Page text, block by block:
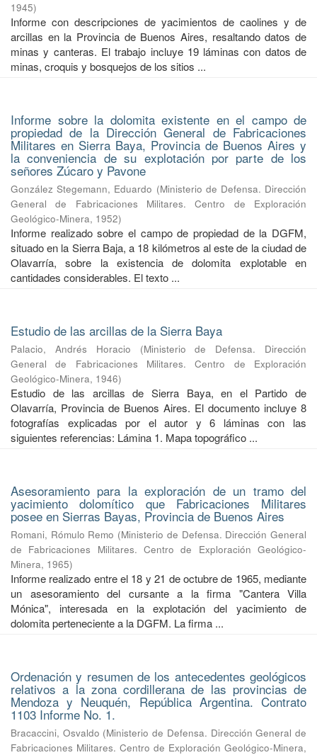
1945)
Informe con descripciones de yacimientos de caolines y de
arcillas en la Provincia de Buenos Aires, resaltando datos de
minas y canteras. El trabajo incluye 19 láminas con datos de
minas, croquis y bosquejos de los sitios ...
Informe sobre la dolomita existente en el campo de
propiedad de la Dirección General de Fabricaciones
Militares en Sierra Baya, Provincia de Buenos Aires y
la conveniencia de su explotación por parte de los
señores Zúcaro y Pavone
González Stegemann, Eduardo (Ministerio de Defensa. Dirección
General de Fabricaciones Militares. Centro de Exploración
Geológico-Minera, 1952)
Informe realizado sobre el campo de propiedad de la DGFM,
situado en la Sierra Baja, a 18 kilómetros al este de la ciudad de
Olavarría, sobre la existencia de dolomita explotable en
cantidades considerables. El texto ...
Estudio de las arcillas de la Sierra Baya
Palacio, Andrés Horacio (Ministerio de Defensa. Dirección
General de Fabricaciones Militares. Centro de Exploración
Geológico-Minera, 1946)
Estudio de las arcillas de Sierra Baya, en el Partido de
Olavarría, Provincia de Buenos Aires. El documento incluye 8
fotografías explicadas por el autor y 6 láminas con las
siguientes referencias: Lámina 1. Mapa topográfico ...
Asesoramiento para la exploración de un tramo del
yacimiento dolomítico que Fabricaciones Militares
posee en Sierras Bayas, Provincia de Buenos Aires
Romani, Rómulo Remo (Ministerio de Defensa. Dirección General
de Fabricaciones Militares. Centro de Exploración Geológico-
Minera, 1965)
Informe realizado entre el 18 y 21 de octubre de 1965, mediante
un asesoramiento del cursante a la firma "Cantera Villa
Mónica", interesada en la explotación del yacimiento de
dolomita perteneciente a la DGFM. La firma ...
Ordenación y resumen de los antecedentes geológicos
relativos a la zona cordillerana de las provincias de
Mendoza y Neuquén, República Argentina. Contrato
1103 Informe No. 1.
Bracaccini, Osvaldo (Ministerio de Defensa. Dirección General de
Fabricaciones Militares. Centro de Exploración Geológico-Minera,